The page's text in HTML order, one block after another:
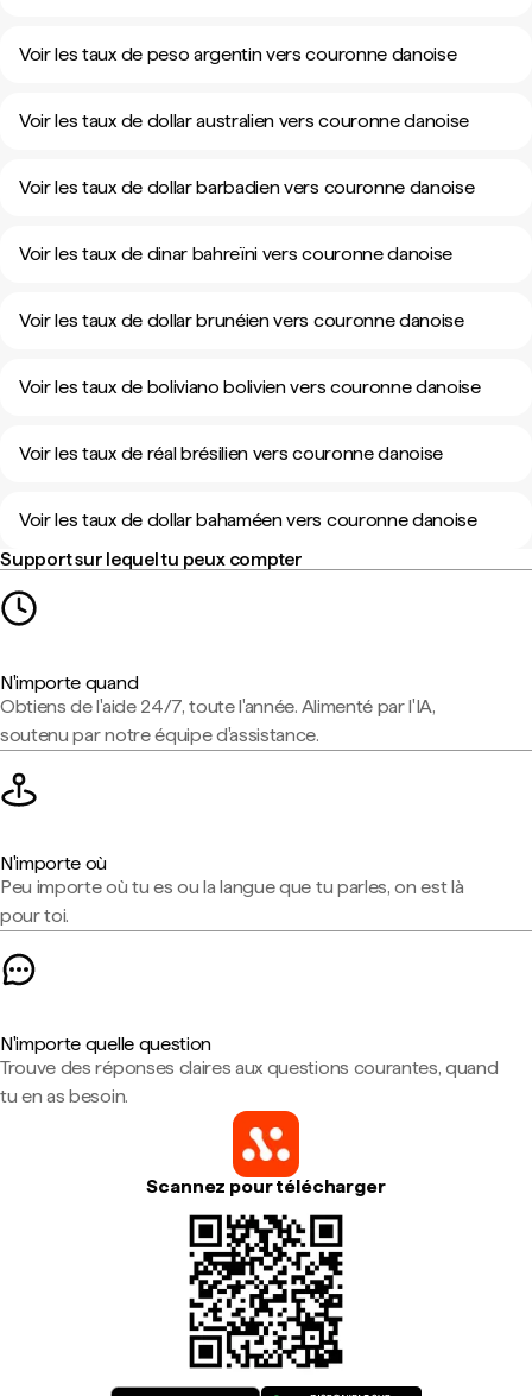
Voir les taux de peso argentin vers couronne danoise
Voir les taux de dollar australien vers couronne danoise
Voir les taux de dollar barbadien vers couronne danoise
Voir les taux de dinar bahreïni vers couronne danoise
Voir les taux de dollar brunéien vers couronne danoise
Voir les taux de boliviano bolivien vers couronne danoise
Voir les taux de réal brésilien vers couronne danoise
Voir les taux de dollar bahaméen vers couronne danoise
Support sur lequel tu peux compter
N'importe quand
Obtiens de l'aide 24/7, toute l'année. Alimenté par l'IA,
soutenu par notre équipe d'assistance.
N'importe où
Peu importe où tu es ou la langue que tu parles, on est là
pour toi.
N'importe quelle question
Trouve des réponses claires aux questions courantes, quand
tu en as besoin.
Scannez pour télécharger